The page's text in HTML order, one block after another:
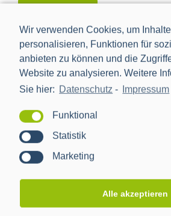
Wir verwenden Cookies, um
personalisieren, Funktionen für
anbieten zu können und die
Website zu analysieren. Weitere
Sie hier: Datenschutz - Impressum
Funktional
Statistik
Marketing
Alle akzeptieren
In den sozialen Medien
Nach Tags
BMWi
energiemanagement Energiewende